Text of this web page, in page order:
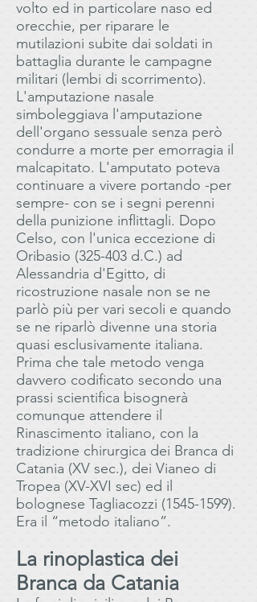
volto ed in particolare naso ed
orecchie, per riparare le
mutilazioni subite dai soldati in
battaglia durante le campagne
militari (lembi di scorrimento).
L'amputazione nasale
simboleggiava l'amputazione
dell'organo sessuale senza però
condurre a morte per emorragia il
malcapitato. L'amputato poteva
continuare a vivere portando -per
sempre- con se i segni perenni
della punizione inflittagli. Dopo
Celso, con l'unica eccezione di
Oribasio (325-403 d.C.) ad
Alessandria d'Egitto, di
ricostruzione nasale non se ne
parlò più per vari secoli e quando
se ne riparlò divenne una storia
quasi esclusivamente italiana.
Prima che tale metodo venga
davvero codificato secondo una
prassi scientifica bisognerà
comunque attendere il
Rinascimento italiano, con la
tradizione chirurgica dei Branca di
Catania (XV sec.), dei Vianeo di
Tropea (XV-XVI sec) ed il
bolognese Tagliacozzi (1545-1599).
Era il “metodo italiano”.
La rinoplastica dei
Branca da Catania